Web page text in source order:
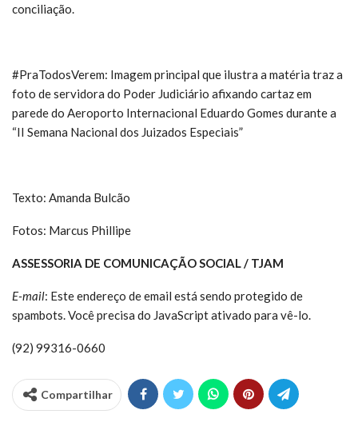
conciliação.
#PraTodosVerem: Imagem principal que ilustra a matéria traz a
foto de servidora do Poder Judiciário afixando cartaz em
parede do Aeroporto Internacional Eduardo Gomes durante a
“II Semana Nacional dos Juizados Especiais”
Texto: Amanda Bulcão
Fotos: Marcus Phillipe
ASSESSORIA DE COMUNICAÇÃO SOCIAL / TJAM
E-mail: Este endereço de email está sendo protegido de
spambots. Você precisa do JavaScript ativado para vê-lo.
(92) 99316-0660
Compartilhar